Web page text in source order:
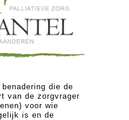
die de
van de zorgvrager
voor wie
is en de